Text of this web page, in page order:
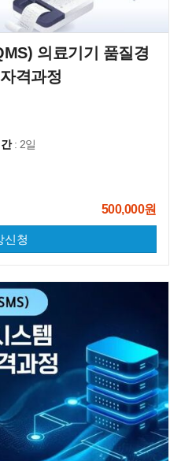
의료기기 품질경
격과정
: 2일
500,000원
신청